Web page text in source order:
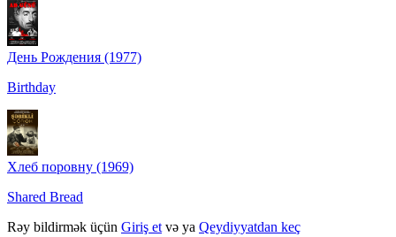
День Рождения (1977)
Birthday
Хлеб поровну (1969)
Shared Bread
Rəy bildirmək üçün Giriş et və ya Qeydiyyatdan keç